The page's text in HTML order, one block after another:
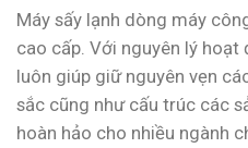
Máy sấy lạnh dòng máy
cao cấp. Với nguyên lý hoạt
luôn giúp giữ nguyên vẹn
sắc cũng như cấu trúc các
hoàn hảo cho nhiều ngành